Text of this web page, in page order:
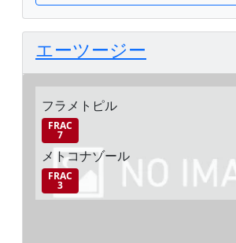
エーツージー
フラメトピル
FRAC
7
メトコナゾール
FRAC
3